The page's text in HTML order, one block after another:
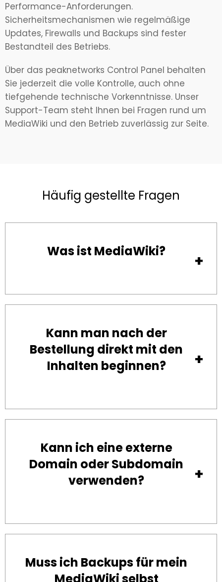
Performance-Anforderungen.
Sicherheitsmechanismen wie regelmäßige
Updates, Firewalls und Backups sind fester
Bestandteil des Betriebs.
Über das peaknetworks Control Panel behalten
Sie jederzeit die volle Kontrolle, auch ohne
tiefgehende technische Vorkenntnisse. Unser
Support-Team steht Ihnen bei Fragen rund um
MediaWiki und den Betrieb zuverlässig zur Seite.
Häufig gestellte Fragen
Was ist MediaWiki?
Kann man nach der
Bestellung direkt mit den
Inhalten beginnen?
Kann ich eine externe
Domain oder Subdomain
verwenden?
Muss ich Backups für mein